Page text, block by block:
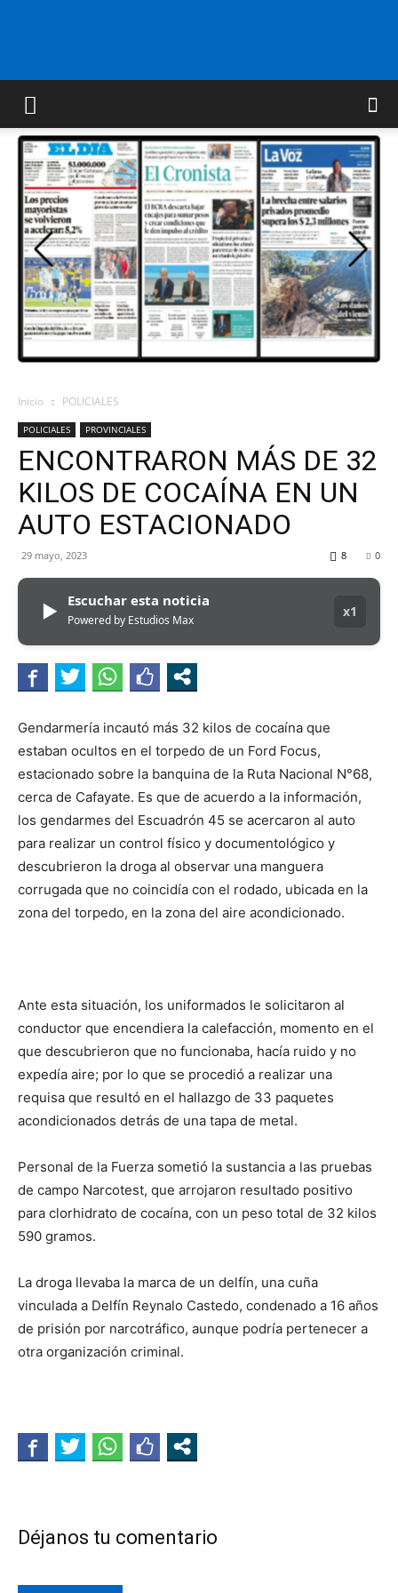
FM
GOLD
ORAN
107.1
Inicio POLICIALES
POLICIALES PROVINCIALES
ENCONTRARON MÁS DE 32
KILOS DE COCAÍNA EN UN
AUTO ESTACIONADO
29 mayo, 2023 0
8
▶ Escuchar esta noticia
Powered by Estudios Max
x1
Gendarmería incautó más 32 kilos de cocaína que
estaban ocultos en el torpedo de un Ford Focus,
estacionado sobre la banquina de la Ruta Nacional N°68,
cerca de Cafayate. Es que de acuerdo a la información,
los gendarmes del Escuadrón 45 se acercaron al auto
para realizar un control físico y documentológico y
descubrieron la droga al observar una manguera
corrugada que no coincidía con el rodado, ubicada en la
zona del torpedo, en la zona del aire acondicionado.
Ante esta situación, los uniformados le solicitaron al
conductor que encendiera la calefacción, momento en el
que descubrieron que no funcionaba, hacía ruido y no
expedía aire; por lo que se procedió a realizar una
requisa que resultó en el hallazgo de 33 paquetes
acondicionados detrás de una tapa de metal.
Personal de la Fuerza sometió la sustancia a las pruebas
de campo Narcotest, que arrojaron resultado positivo
para clorhidrato de cocaína, con un peso total de 32 kilos
590 gramos.
La droga llevaba la marca de un delfín, una cuña
vinculada a Delfín Reynalo Castedo, condenado a 16 años
de prisión por narcotráfico, aunque podría pertenecer a
otra organización criminal.
Déjanos tu comentario